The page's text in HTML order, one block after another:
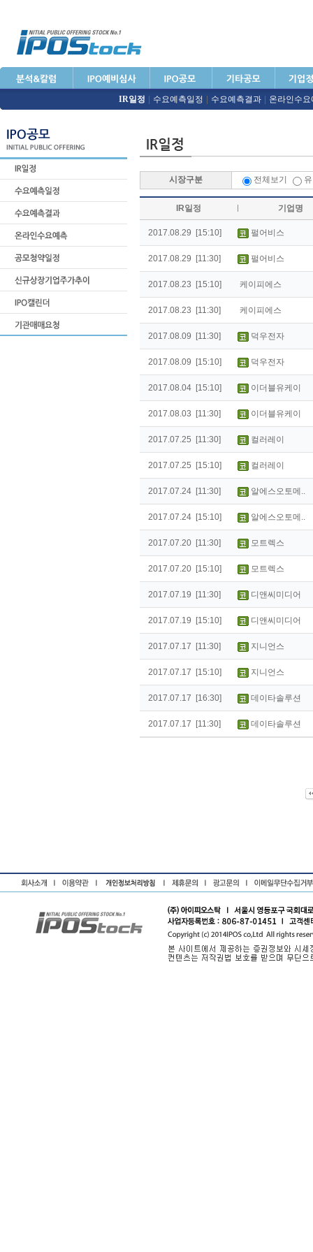
IR일정 수요예측일정 수요예측결과 온라인수요
시장구분 전체보기
IR일정 기업명
2017.08.29 [15:10] 펄어비스
2017.08.29 [11:30] 펄어비스
2017.08.23 [15:10] 케이피에스
2017.08.23 [11:30] 케이피에스
2017.08.09 [11:30] 덕우전자
2017.08.09 [15:10] 덕우전자
2017.08.04 [15:10] 이더블유케이
2017.08.03 [11:30] 이더블유케이
2017.07.25 [11:30] 컬러레이
2017.07.25 [15:10] 컬러레이
2017.07.24 [11:30] 알에스오토메..
2017.07.24 [15:10] 알에스오토메..
2017.07.20 [11:30] 모트렉스
2017.07.20 [15:10] 모트렉스
2017.07.19 [11:30] 디앤씨미디어
2017.07.19 [15:10] 디앤씨미디어
2017.07.17 [11:30] 지니언스
2017.07.17 [15:10] 지니언스
2017.07.17 [16:30] 데이타솔루션
2017.07.17 [11:30] 데이타솔루션